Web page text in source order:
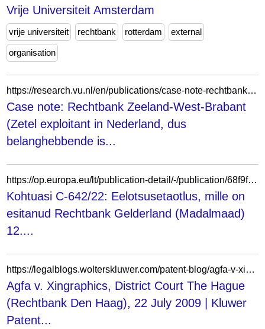
Vrije Universiteit Amsterdam
vrije universiteit rechtbank rotterdam external
organisation
https://research.vu.nl/en/publications/case-note-rechtbank-zeeland-west-brabant-zetel-exploitant-in-nede/
Case note: Rechtbank Zeeland-West-Brabant
(Zetel exploitant in Nederland, dus
belanghebbende is...
https://op.europa.eu/lt/publication-detail/-/publication/68f9fccd-a043-11ed-b508-01aa75ed71a1/language-et
Kohtuasi C-642/22: Eelotsusetaotlus, mille on
esitanud Rechtbank Gelderland (Madalmaad)
12....
https://legalblogs.wolterskluwer.com/patent-blog/agfa-v-xingraphics-district-court-the-hague-rechtbank-den-haag-22-july-2009/
Agfa v. Xingraphics, District Court The Hague
(Rechtbank Den Haag), 22 July 2009 | Kluwer
Patent...